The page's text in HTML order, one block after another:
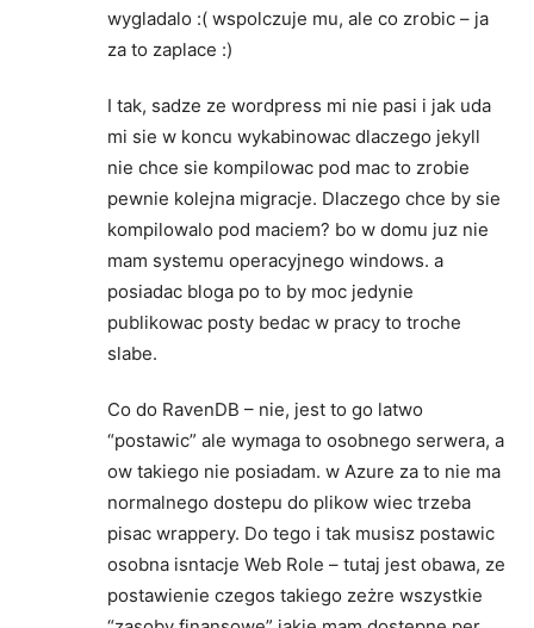
wygladalo :( wspolczuje mu, ale co zrobic – ja
za to zaplace :)
I tak, sadze ze wordpress mi nie pasi i jak uda
mi sie w koncu wykabinowac dlaczego jekyll
nie chce sie kompilowac pod mac to zrobie
pewnie kolejna migracje. Dlaczego chce by sie
kompilowalo pod maciem? bo w domu juz nie
mam systemu operacyjnego windows. a
posiadac bloga po to by moc jedynie
publikowac posty bedac w pracy to troche
slabe.
Co do RavenDB – nie, jest to go latwo
“postawic” ale wymaga to osobnego serwera, a
ow takiego nie posiadam. w Azure za to nie ma
normalnego dostepu do plikow wiec trzeba
pisac wrappery. Do tego i tak musisz postawic
osobna isntacje Web Role – tutaj jest obawa, ze
postawienie czegos takiego zeżre wszystkie